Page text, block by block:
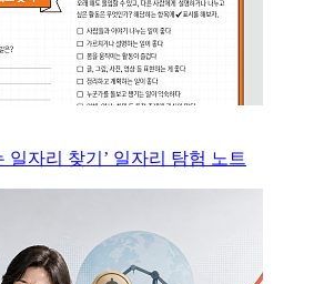
일자리 찾기’ 일자리 탐험 노트